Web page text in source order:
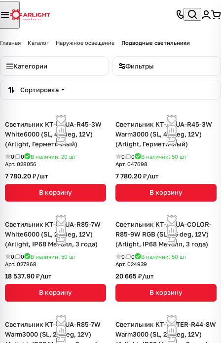
Главная Каталог Наружное освещение Подводные светильники
Категории Фильтры
Сортировка
Светильник KT-AQUA-R45-3W
White6000 (SL, 45 deg, 12V)
(Arlight, Герметичный)
0 0 В наличии: 20 шт
Арт. 028056
7 780.20 ₽/шт
В корзину
Светильник KT-AQUA-R45-3W
Warm3000 (SL, 45 deg, 12V)
(Arlight, Герметичный)
0 0 В наличии: 50 шт
Арт. 047698
7 780.20 ₽/шт
В корзину
Светильник KT-AQUA-R85-7W
White6000 (SL, 25 deg, 12V)
(Arlight, IP68 Металл, 3 года)
0 0 В наличии: 50 шт
Арт. 027868
18 537.90 ₽/шт
В корзину
Светильник KT-AQUA-COLOR-
R85-9W RGB (SL, 25 deg, 12V)
(Arlight, IP68 Металл, 3 года)
0 0 В наличии: 50 шт
Арт. 024939
20 665 ₽/шт
В корзину
Светильник KT-AQUA-R85-7W
Warm3000 (SL, 25 deg, 12V)
Светильник KT-WATER-R44-8W
Warm3000 (SL, 24 deg, 12V)